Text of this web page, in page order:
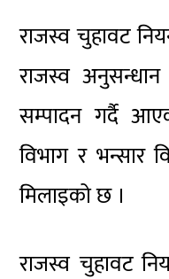
राजस्व चुहावट
राजस्व
सम्पादन गर्दै
विभाग र भन्सार
मिलाइको छ ।
राजस्व चुहावट